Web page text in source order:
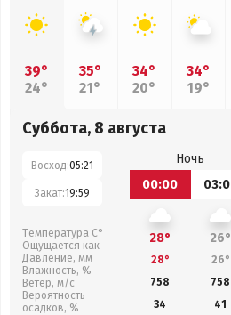
39°
24°
35°
21°
34°
20°
34°
19°
Суббота, 8 августа
Восход:05:21
Закат:19:59
Температура С°
Ощущается как
Давление, мм
Влажность, %
Ветер, м/с
Вероятность
осадков, %
Ночь
00:00
28° 26°
28° 26°
758
758
34
41